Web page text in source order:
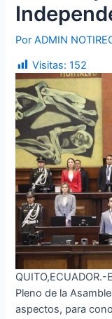
PorADMIN
Visitas: 152
Pleno de la
aspectos, para